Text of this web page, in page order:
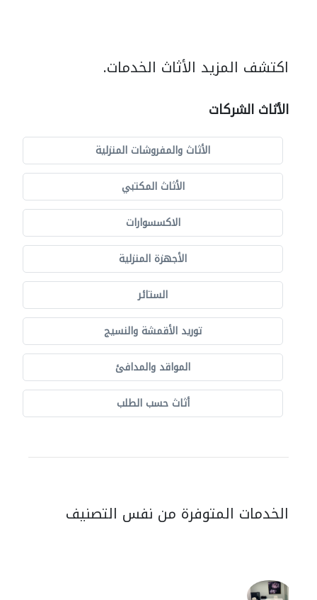
اكتشف المزيد الأثاث الخدمات.
الأثاث الشركات
الأثاث والمفروشات المنزلية
الأثاث المكتبي
الاكسسوارات
الأجهزة المنزلية
الستائر
توريد الأقمشة والنسيج
المواقد والمدافئ
أثاث حسب الطلب
الخدمات المتوفرة من نفس التصنيف